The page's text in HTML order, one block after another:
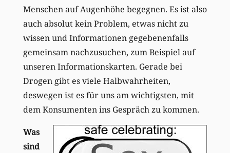
Menschen auf Augenhöhe begegnen. Es ist also
auch absolut kein Problem, etwas nicht zu
wissen und Informationen gegebenenfalls
gemeinsam nachzusuchen, zum Beispiel auf
unseren Informationskarten. Gerade bei
Drogen gibt es viele Halbwahrheiten,
deswegen ist es für uns am wichtigsten, mit
dem Konsumenten ins Gespräch zu kommen.
Was
sind